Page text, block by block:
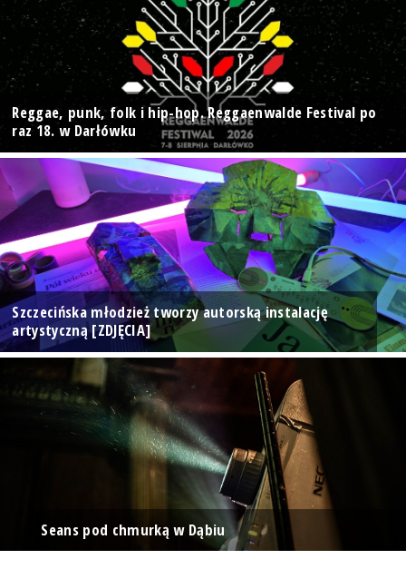
Reggae, punk, folk i hip-hop. Reggaenwalde Festival po
raz 18. w Darłówku
Szczecińska młodzież tworzy autorską instalację
artystyczną [ZDJĘCIA]
Seans pod chmurką w Dąbiu